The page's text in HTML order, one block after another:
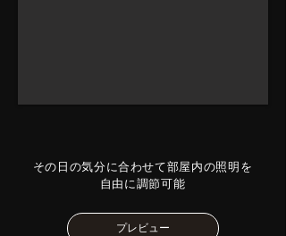
​その日の気分に合わせて部屋内の照明を
自由に調節可能
プレビュー